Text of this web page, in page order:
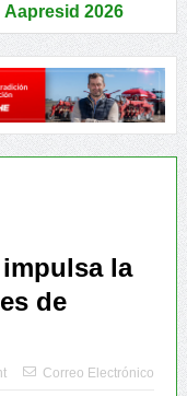
4.870 cabezas
la
de
Correo Electrónico